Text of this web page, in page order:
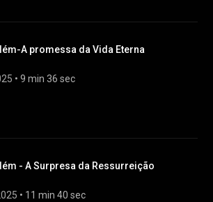
A promessa da Vida Eterna
• 9 min 36 sec
- A Surpresa da Ressurreição
• 11 min 40 sec